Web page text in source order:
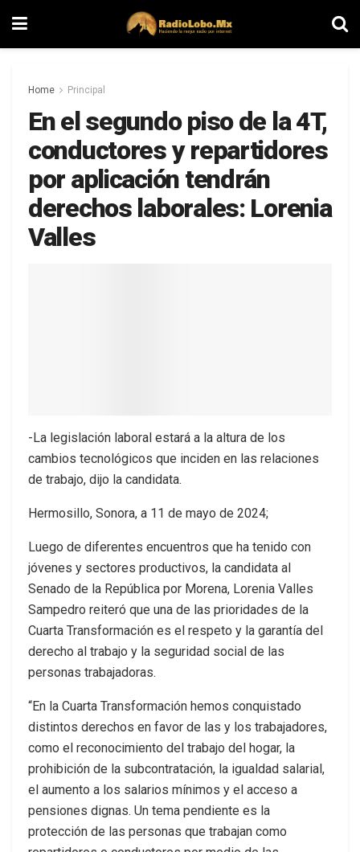
Home Principal
En el segundo piso de la 4T,
conductores y repartidores
por aplicación tendrán
derechos laborales: Lorenia
Valles
-La legislación laboral estará a la altura de los
cambios tecnológicos que inciden en las relaciones
de trabajo, dijo la candidata.
Hermosillo, Sonora, a 11 de mayo de 2024;
Luego de diferentes encuentros que ha tenido con
jóvenes y sectores productivos, la candidata al
Senado de la República por Morena, Lorenia Valles
Sampedro reiteró que una de las prioridades de la
Cuarta Transformación es el respeto y la garantía del
derecho al trabajo y la seguridad social de las
personas trabajadoras.
“En la Cuarta Transformación hemos conquistado
distintos derechos en favor de las y los trabajadores,
como el reconocimiento del trabajo del hogar, la
prohibición de la subcontratación, la igualdad salarial,
el aumento a los salarios mínimos y el acceso a
pensiones dignas. Un tema pendiente es la
protección de las personas que trabajan como